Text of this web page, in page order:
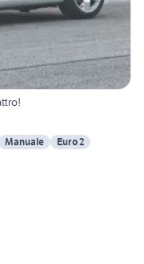
Manuale Euro 2